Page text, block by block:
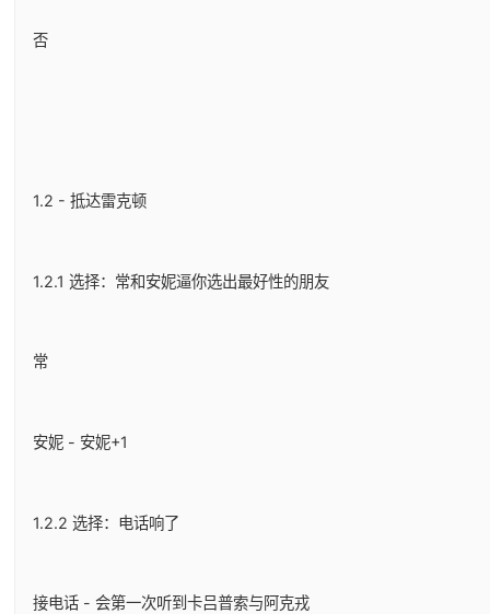
否
1.2 - 抵达雷克顿
1.2.1 选择：常和安妮逼你选出最好性的朋友
常
安妮 - 安妮+1
1.2.2 选择：电话响了
接电话 - 会第一次听到卡吕普索与阿克戎